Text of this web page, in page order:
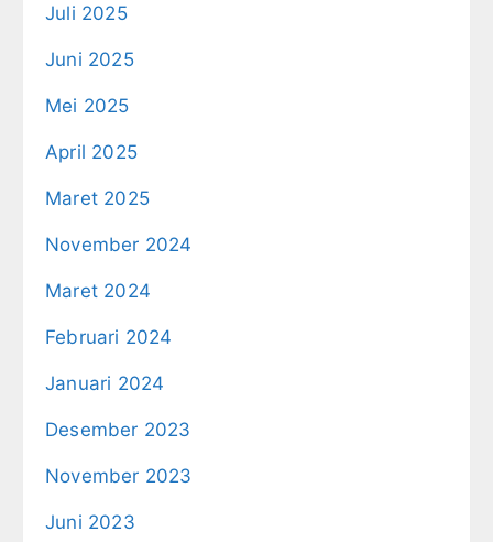
Juli 2025
Juni 2025
Mei 2025
April 2025
Maret 2025
November 2024
Maret 2024
Februari 2024
Januari 2024
Desember 2023
November 2023
Juni 2023